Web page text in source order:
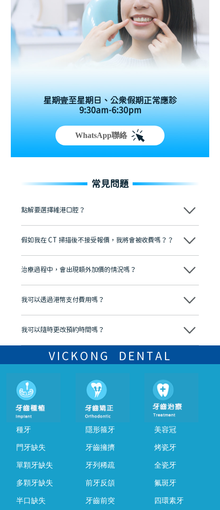
星期壹至星期日、公眾假期正常應診
9:30am-6:30pm
WhatsApp聯絡
常見問題
點解要選擇維港口腔？
維港口腔踐行「醫道濟世」的大學校訓，各分院匯聚來自香港、內地的
牌」、「2025香港企業領袖品牌」，是諾貝爾種植系統全球放心植牙中
至今已服務超過三十個國家和地區的顧客，受到粵港澳大灣區及周邊城
市市民極高的口碑評價及信任推薦 珠海、深圳設有八大分院，香港亦設
有咨詢及服務保障中心，有任何問題都可以隨時預約免費咨詢，讓人十
假如我在 CT 掃描後不接受報價，我將會被收費嗎？？
不會！只要未開始實際服務之前，你不會被收取任何費用。
治療過程中，會出現額外加價的情況嗎？
不會，治療前我們會詳細說明治療方案及對應的價錢，顧客同意並簽字
我可以透過港幣支付費用嗎？
可以。維港口腔會按照當日匯率轉算收取費用，而匯率會及時告知客人
我可以隨時更改預約時間嗎？
可以，請盡早通過wechat或whatsapp聯絡我們，告知我們你原本預約
的時間及資料，並且重新預約的日期及時段
VICKONG DENTAL
種牙
門牙缺失
單顆牙缺失
多顆牙缺失
半口缺失
隱形箍牙
牙齒擁擠
牙列稀疏
前牙反頜
牙齒前突
美容冠
烤瓷牙
全瓷牙
氟斑牙
四環素牙